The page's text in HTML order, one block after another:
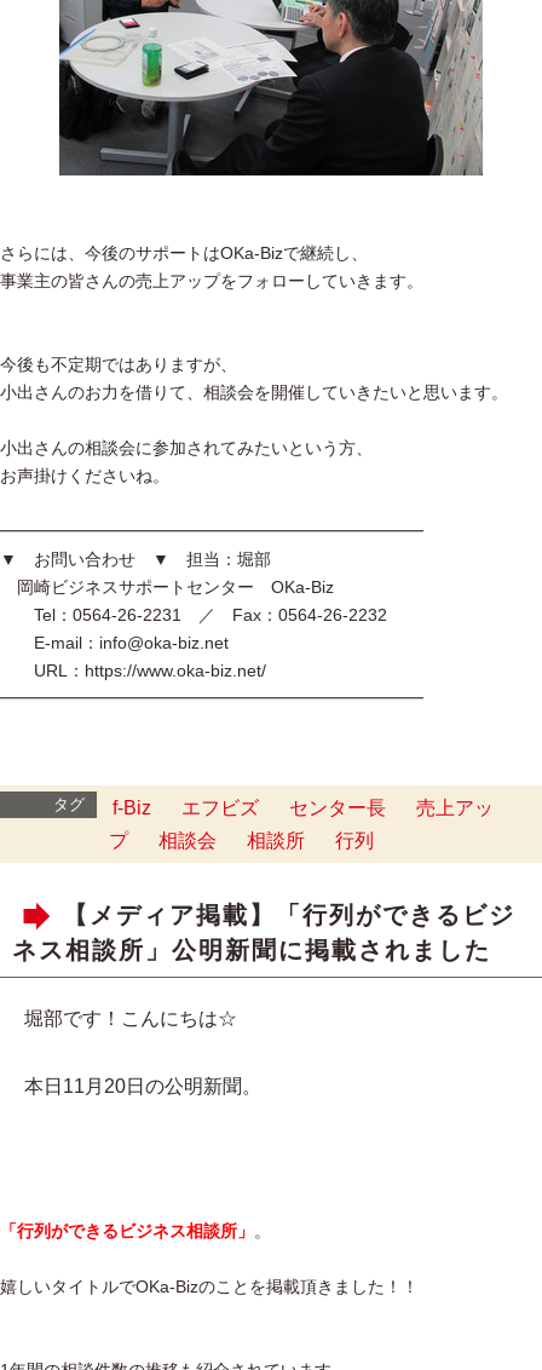
さらには、今後のサポートはOKa-Bizで継続し、
事業主の皆さんの売上アップをフォローしていきます。
今後も不定期ではありますが、
小出さんのお力を借りて、相談会を開催していきたいと思います。
小出さんの相談会に参加されてみたいという方、
お声掛けくださいね。
━━━━━━━━━━━━━━━━━━━━━━━━━
▼ お問い合わせ ▼ 担当：堀部
岡崎ビジネスサポートセンター OKa-Biz
Tel：0564-26-2231 ／ Fax：0564-26-2232
E-mail：info@oka-biz.net
URL：https://www.oka-biz.net/
━━━━━━━━━━━━━━━━━━━━━━━━━
タグ f-Biz エフビズ センター長
売上アッ
プ
相談会 相談所 行列
【メディア掲載】「行列ができるビジ
ネス相談所」公明新聞に掲載されました
堀部です！こんにちは☆
本日11月20日の公明新聞。
「行列ができるビジネス相談所」 。
嬉しいタイトルでOKa-Bizのことを掲載頂きました！！